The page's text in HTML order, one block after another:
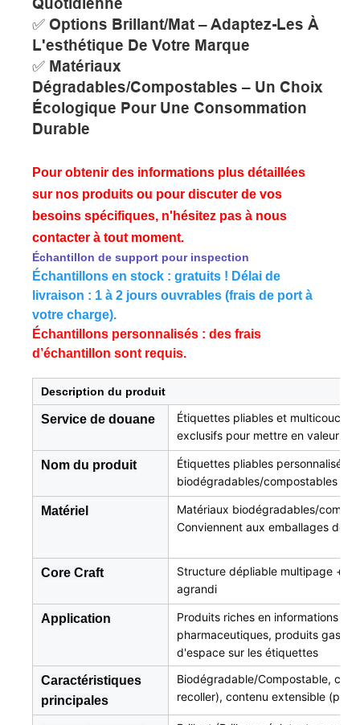
Quotidienne
✅ Options Brillant/mat – Adaptez-Les À
L'esthétique De Votre Marque
✅ Matériaux
Dégradables/compostables – Un Choix
Écologique Pour Une Consommation
Durable
Pour obtenir des informations plus détaillées
sur nos produits ou pour discuter de vos
besoins spécifiques, n'hésitez pas à nous
contacter à tout moment.
Échantillon de support pour inspection
Échantillons en stock : gratuits ! Délai de
livraison : 1 à 2 jours ouvrables (frais de port à
votre charge).
Échantillons personnalisés : des frais
d’échantillon sont requis.
Description du produit
Service de douane
Étiquettes pliables et
exclusifs pour mettre en valeur
Nom du produit
Étiquettes pliables
biodégradables/compostables
Matériel
Matériaux biodégradables/
Conviennent aux emballages de
Core Craft
Structure dépliable multipage +
agrandi
Application
Produits riches en informations
pharmaceutiques, produits
d'espace sur les étiquettes
Caractéristiques
principales
Biodégradable/Compostable,
recoller), contenu extensible